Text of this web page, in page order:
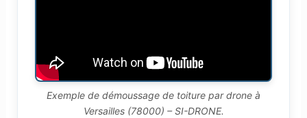
Exemple de démoussage de toiture par drone à
Versailles (78000) – SI-DRONE.